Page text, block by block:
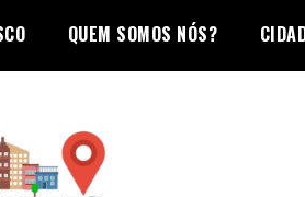
QUEM SOMOS NÓS?